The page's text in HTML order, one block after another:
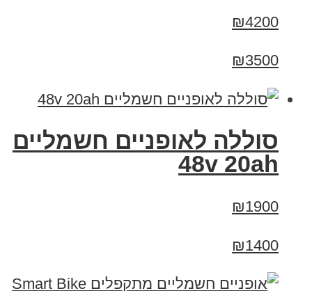
₪4200
₪3500
סוללה לאופניים חשמליים
48v 20ah
₪1900
₪1400